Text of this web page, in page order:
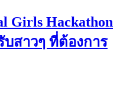
Girls Hackathon
บสาวๆ ที่ต้องการ